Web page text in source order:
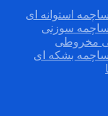
استوانه ای
سوزنی
مخروطی
بشکه ای